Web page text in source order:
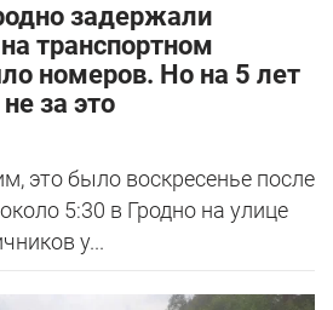
задержали
транспортном
номеров. Но на 5 лет
за это
это было воскресенье после
5:30 в Гродно на улице
у...